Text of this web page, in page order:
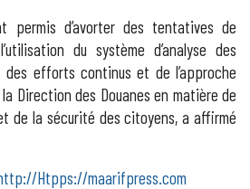
permis d’avorter des tentatives de
du système d’analyse des
efforts continus et de l’approche
Direction des Douanes en matière de
de la sécurité des citoyens, a affirmé
Htpps://maarifpress.com